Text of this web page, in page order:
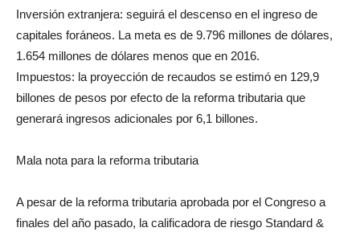
Inversión extranjera: seguirá el descenso en el ingreso de
capitales foráneos. La meta es de 9.796 millones de dólares,
1.654 millones de dólares menos que en 2016.
Impuestos: la proyección de recaudos se estimó en 129,9
billones de pesos por efecto de la reforma tributaria que
generará ingresos adicionales por 6,1 billones.
Mala nota para la reforma tributaria
A pesar de la reforma tributaria aprobada por el Congreso a
finales del año pasado, la calificadora de riesgo Standard &